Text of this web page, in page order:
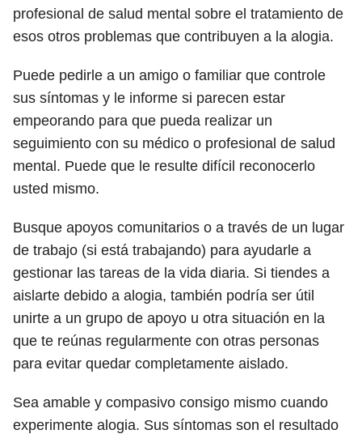
profesional de salud mental sobre el tratamiento de
esos otros problemas que contribuyen a la alogia.
Puede pedirle a un amigo o familiar que controle
sus síntomas y le informe si parecen estar
empeorando para que pueda realizar un
seguimiento con su médico o profesional de salud
mental. Puede que le resulte difícil reconocerlo
usted mismo.
Busque apoyos comunitarios o a través de un lugar
de trabajo (si está trabajando) para ayudarle a
gestionar las tareas de la vida diaria. Si tiendes a
aislarte debido a alogia, también podría ser útil
unirte a un grupo de apoyo u otra situación en la
que te reúnas regularmente con otras personas
para evitar quedar completamente aislado.
Sea amable y compasivo consigo mismo cuando
experimente alogia. Sus síntomas son el resultado